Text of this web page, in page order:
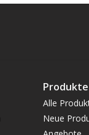
Produkte
Alle
Neue